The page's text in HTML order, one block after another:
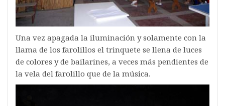
Una vez apagada la iluminación y solamente con la
llama de los farolillos el trinquete se llena de luces
de colores y de bailarines, a veces más pendientes de
la vela del farolillo que de la música.